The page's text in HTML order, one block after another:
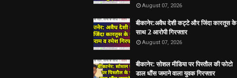
August 07, 2026
बीकानेर:अवैध देशी कट्टे और जिंदा कारतूस के
साथ 2 आरोपी गिरफ्तार
August 07, 2026
बीकानेर: सोशल मीडिया पर पिस्तौल की फोटो
डाल धौंस जमाने वाला युवक गिरफ्तार